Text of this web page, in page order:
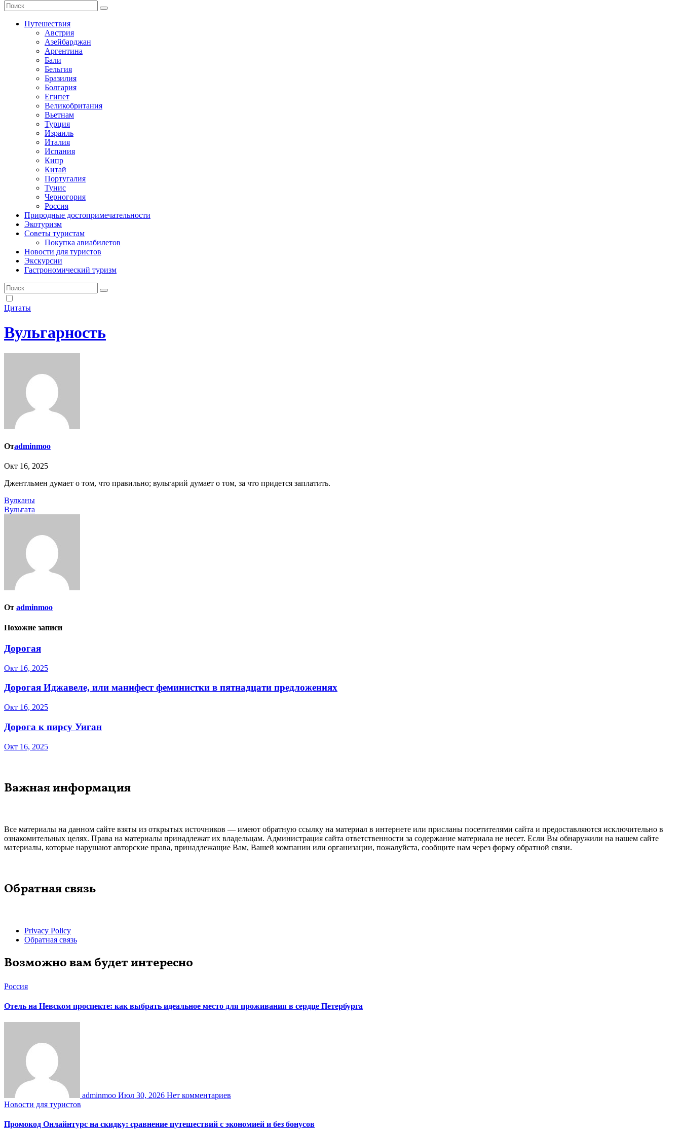
Путешествия
Австрия
Азейбарджан
Аргентина
Бали
Бельгия
Бразилия
Болгария
Египет
Великобритания
Вьетнам
Турция
Израиль
Италия
Испания
Кипр
Китай
Португалия
Тунис
Черногория
Россия
Природные достопримечательности
Экотуризм
Советы туристам
Покупка авиабилетов
Новости для туристов
Экскурсии
Гастрономический туризм
Цитаты
Вульгарность
Отadminmoo
Окт 16, 2025
Джентльмен думает о том, что правильно; вульгарий думает о том, за что придется заплатить.
Навигация
по
Вулканы
Вульгата
От adminmoo
Похожие записи
Дорогая
Окт 16, 2025
Дорогая Иджавеле, или манифест феминистки в пятнадцати предложениях
Окт 16, 2025
Дорога к пирсу Уиган
Окт 16, 2025
Важная информация
Все материалы на данном сайте взяты из открытых источников — имеют обратную ссылку на материал в интернете или присланы посетителями сайта и предоставляются исключительно в
ознакомительных целях. Права на материалы принадлежат их владельцам. Администрация сайта ответственности за содержание материала не несет. Если Вы обнаружили на нашем сайте
материалы, которые нарушают авторские права, принадлежащие Вам, Вашей компании или организации, пожалуйста, сообщите нам через форму обратной связи.
Обратная связь
Privacy Policy
Обратная связь
Возможно вам будет интересно
Россия
Отель на Невском проспекте: как выбрать идеальное место для проживания в сердце Петербурга
adminmoo Июл 30, 2026 Нет комментариев
Новости для туристов
Промокод Онлайнтурс на скидку: сравнение путешествий с экономией и без бонусов